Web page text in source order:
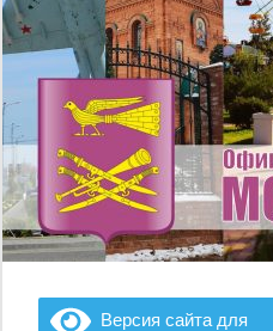
Версия сайта для